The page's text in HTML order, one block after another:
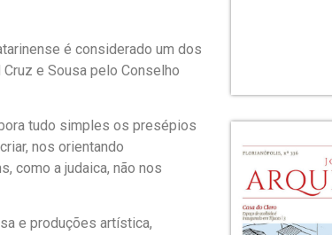
é considerado um dos
e Sousa pelo Conselho
tudo simples os presépios
nos orientando
como a judaica, não nos
e produções artística,